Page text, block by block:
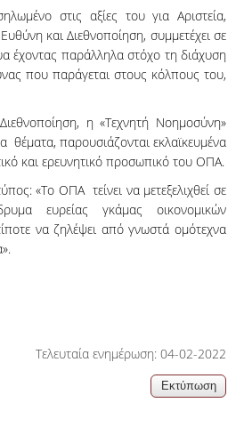
στις αξίες του για Αριστεία,
και Διεθνοποίηση, συμμετέχει σε
έχοντας παράλληλα στόχο τη διάχυση
που παράγεται στους κόλπους του,
η «Τεχνητή Νοημοσύνη»
θέματα, παρουσιάζονται εκλαϊκευμένα
και ερευνητικό προσωπικό του ΟΠΑ.
«Το ΟΠΑ τείνει να μετεξελιχθεί σε
ευρείας γκάμας οικονομικών
να ζηλέψει από γνωστά ομότεχνα
Τελευταία ενημέρωση: 04-02-2022